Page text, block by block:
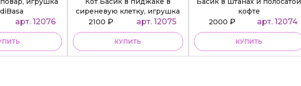
арт. 12076
сиреневую клетку, игрушка
BudiBasa
2100₽ арт. 12075
КУПИТЬ
кофте
2000 ₽ арт. 12074
КУПИТЬ